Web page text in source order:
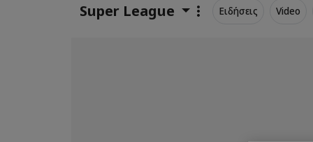
Super League Ειδήσεις Video